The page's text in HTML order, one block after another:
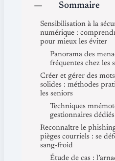
Sommaire
Sensibilisation à la
numérique :
pour mieux les éviter
Panorama des
fréquentes chez les
Créer et gérer des
solides : méthodes
les seniors
Techniques
gestionnaires dédiés
Reconnaître le
pièges courriels : se
sang-froid
Étude de cas :